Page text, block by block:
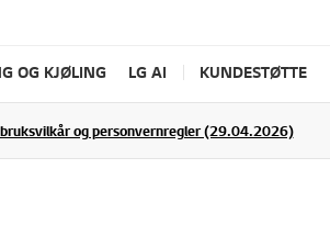
OG KJØLING LG AI KUNDESTØTTE
og personvernregler (29.04.2026)